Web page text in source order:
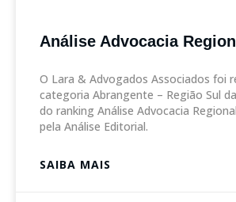
Análise Advocacia
O Lara & Advogados Associados foi
categoria Abrangente – Região Sul
do ranking Análise Advocacia
pela Análise Editorial.
SAIBA MAIS